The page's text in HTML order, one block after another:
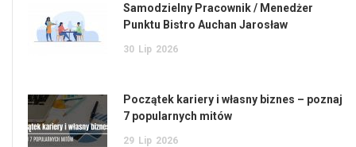
Samodzielny Pracownik / Menedżer
Punktu Bistro Auchan Jarosław
30 Lip 2026
Początek kariery i własny biznes – poznaj
7 popularnych mitów
29 Lip 2026